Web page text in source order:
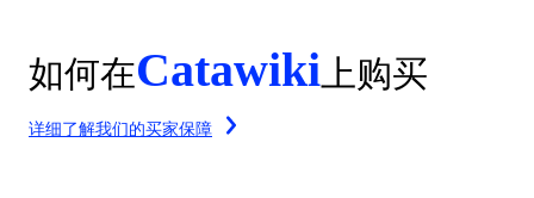
如何在Catawiki 上购买
详细了解我们的买家保障